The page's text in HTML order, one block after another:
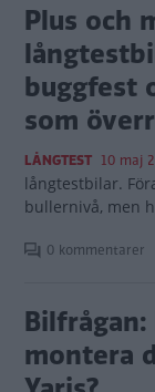
Plus och
buggfest
som
LÅNGTEST 10 maj
långtestbilar.
bullernivå, men
0 kommentarer
Bilfrågan:
montera